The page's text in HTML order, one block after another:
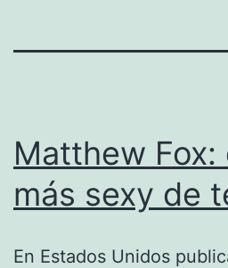
Matthew
más sexy de
En Estados Unidos